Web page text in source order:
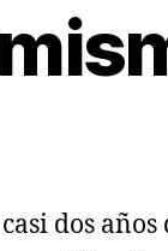
dos